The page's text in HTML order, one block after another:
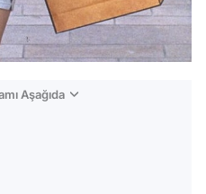
Aşağıda